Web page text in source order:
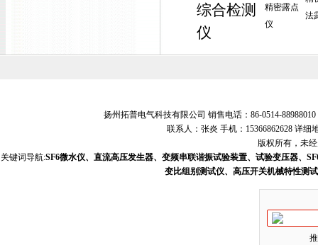
综合检测
仪
精密露点
仪
法
扬州拓普电气科技有限公司 销售电话：86-0514-
联系人：张炎 手机：15366862628 详
版权所有，未
关键词导航:SF6微水仪、直流高压发生器、变频串联谐振试验装置、试验变压器、
变比组别测试仪、高压开关机械特性测